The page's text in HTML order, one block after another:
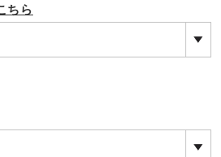
ンス
ちら